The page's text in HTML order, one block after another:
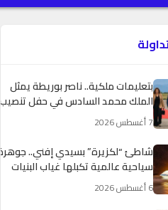
بتعليمات ملكية.. ناصر بوريطة يمثل
الملك محمد السادس في حفل تنصيب
الرئيس الكولومبي الجديد
7 أغسطس 2026
شاطئ “لكزيرة” بسيدي إفني.. جوهرة
سياحية عالمية تكبلها غياب البنيات
التحتية وضعف التجهيزات
6 أغسطس 2026